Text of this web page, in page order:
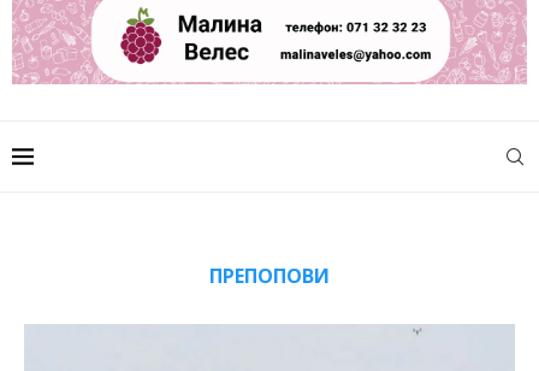
ПРЕПОПОВИ